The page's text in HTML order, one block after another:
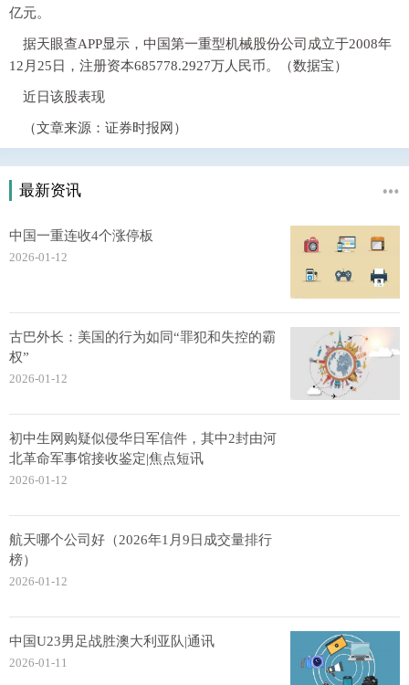
亿元。
据天眼查APP显示，中国第一重型机械股份公司成立于2008年
12月25日，注册资本685778.2927万人民币。（数据宝）
近日该股表现
（文章来源：证券时报网）
最新资讯
中国一重连收4个涨停板
2026-01-12
古巴外长：美国的行为如同“罪犯和失控的霸
权”
2026-01-12
初中生网购疑似侵华日军信件，其中2封由河
北革命军事馆接收鉴定|焦点短讯
2026-01-12
航天哪个公司好（2026年1月9日成交量排行
榜）
2026-01-12
中国U23男足战胜澳大利亚队|通讯
2026-01-11